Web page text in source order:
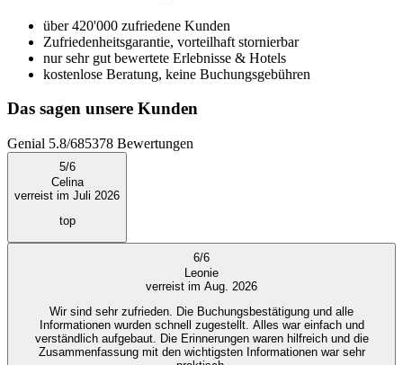
über 420'000 zufriedene Kunden
Zufriedenheitsgarantie, vorteilhaft stornierbar
nur sehr gut bewertete Erlebnisse & Hotels
kostenlose Beratung, keine Buchungsgebühren
Das sagen unsere Kunden
Genial 5.8/685378 Bewertungen
5/6
Celina
verreist im Juli 2026
top
6/6
Leonie
verreist im Aug. 2026
Wir sind sehr zufrieden. Die Buchungsbestätigung und alle
Informationen wurden schnell zugestellt. Alles war einfach und
verständlich aufgebaut. Die Erinnerungen waren hilfreich und die
Zusammenfassung mit den wichtigsten Informationen war sehr